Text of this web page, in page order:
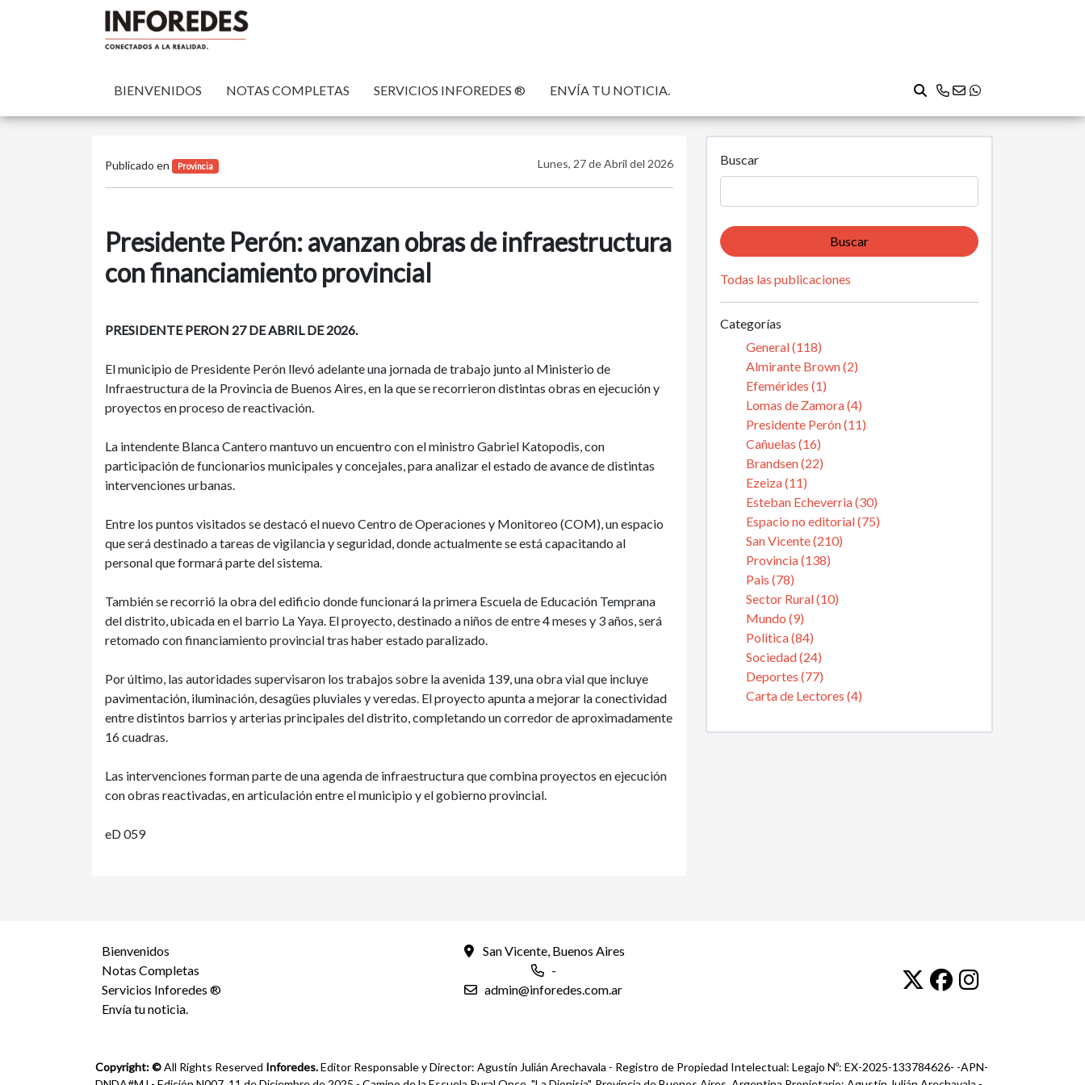
BIENVENIDOS NOTAS COMPLETAS SERVICIOS INFOREDES ® ENVÍA TU NOTICIA.
Publicado en Provincia Lunes, 27 de Abril del 2026
Presidente Perón: avanzan obras de infraestructura
con financiamiento provincial
PRESIDENTE PERON 27 DE ABRIL DE 2026.
El municipio de Presidente Perón llevó adelante una jornada de trabajo junto al Ministerio de
Infraestructura de la Provincia de Buenos Aires, en la que se recorrieron distintas obras en ejecución y
proyectos en proceso de reactivación.
La intendente Blanca Cantero mantuvo un encuentro con el ministro Gabriel Katopodis, con
participación de funcionarios municipales y concejales, para analizar el estado de avance de distintas
intervenciones urbanas.
Entre los puntos visitados se destacó el nuevo Centro de Operaciones y Monitoreo (COM), un espacio
que será destinado a tareas de vigilancia y seguridad, donde actualmente se está capacitando al
personal que formará parte del sistema.
También se recorrió la obra del edificio donde funcionará la primera Escuela de Educación Temprana
del distrito, ubicada en el barrio La Yaya. El proyecto, destinado a niños de entre 4 meses y 3 años, será
retomado con financiamiento provincial tras haber estado paralizado.
Por último, las autoridades supervisaron los trabajos sobre la avenida 139, una obra vial que incluye
pavimentación, iluminación, desagües pluviales y veredas. El proyecto apunta a mejorar la conectividad
entre distintos barrios y arterias principales del distrito, completando un corredor de aproximadamente
16 cuadras.
Las intervenciones forman parte de una agenda de infraestructura que combina proyectos en ejecución
con obras reactivadas, en articulación entre el municipio y el gobierno provincial.
eD 059
Buscar
Buscar
Todas las publicaciones
Categorías
General (118)
Almirante Brown (2)
Efemérides (1)
Lomas de Zamora (4)
Presidente Perón (11)
Cañuelas (16)
Brandsen (22)
Ezeiza (11)
Esteban Echeverria (30)
Espacio no editorial (75)
San Vicente (210)
Provincia (138)
Pais (78)
Sector Rural (10)
Mundo (9)
Politica (84)
Sociedad (24)
Deportes (77)
Carta de Lectores (4)
Bienvenidos
Notas Completas
Servicios Inforedes ®
Envía tu noticia.
San Vicente, Buenos Aires
-
admin@inforedes.com.ar
Copyright: ©All Rights Reserved Inforedes.Editor Responsable y Director: Agustín Julián Arechavala - Registro de Propiedad Intelectual: Legajo Nº: EX-2025-133784626- -APN-